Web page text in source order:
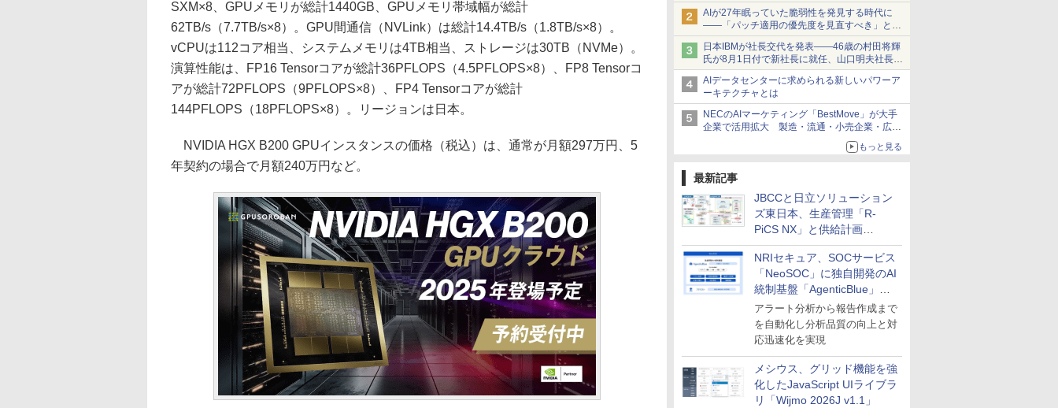
AIが27年眠っていた脆弱性を発見する時代に
――「パッチ適用の優先度を見直すべき」とセ
キュリティ専門家
日本IBMが社長交代を発表――46歳の村田将輝
氏が8月1日付で新社長に就任、山口明夫社長は
会長へ
AIデータセンターに求められる新しいパワーア
ーキテクチャとは
NECのAIマーケティング「BestMove」が大手
企業で活用拡大 製造・流通・小売企業・広告
もっと見る
最新記事
JBCCと日立ソリューション
ズ東日本、生産管理「R-
PiCS NX」と供給計画
「scSQUARE ISP」の連携サ
ービスを提供開始
NRIセキュア、SOCサービス
「NeoSOC」に独自開発のAI
統制基盤「AgenticBlue」を
導入
アラート分析から報告作成まで
を自動化し分析品質の向上と対
応迅速化を実現
メシウス、グリッド機能を強
化したJavaScript UIライブラ
リ「Wijmo 2026J v1.1」
SXM×8、GPUメモリが総計1440GB、GPUメモリ帯域幅が総計
62TB/s（7.7TB/s×8）。GPU間通信（NVLink）は総計14.4TB/s（1.8TB/s×8）。
vCPUは112コア相当、システムメモリは4TB相当、ストレージは30TB（NVMe）。
演算性能は、FP16 Tensorコアが総計36PFLOPS（4.5PFLOPS×8）、FP8 Tensorコ
アが総計72PFLOPS（9PFLOPS×8）、FP4 Tensorコアが総計
144PFLOPS（18PFLOPS×8）。リージョンは日本。
NVIDIA HGX B200 GPUインスタンスの価格（税込）は、通常が月額297万円、5
年契約の場合で月額240万円など。